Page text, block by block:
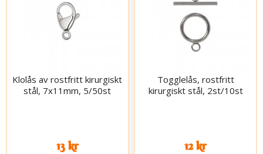
Klolås av rostfritt kirurgiskt
stål, 7x11mm, 5/50st
13 kr
Togglelås, rostfritt
kirurgiskt stål, 2st/10st
12 kr